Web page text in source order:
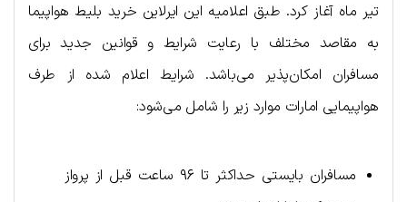
تیر ماه آغاز کرد. طبق اعلامیه این ایرلاین خرید بلیط هواپیما
به مقاصد مختلف با رعایت شرایط و قوانین جدید برای
مسافران امکان‌پذیر می‌باشد. شرایط اعلام شده از طرف
هواپیمایی امارات موارد زیر را شامل می‌شود:
مسافران بایستی حداکثر تا ۹۶ ساعت قبل از پرواز